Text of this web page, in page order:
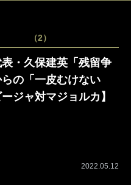
（2）
表・久保建英「残留争
の「一皮むけない
ジャ対マジョルカ】
2022.05.12